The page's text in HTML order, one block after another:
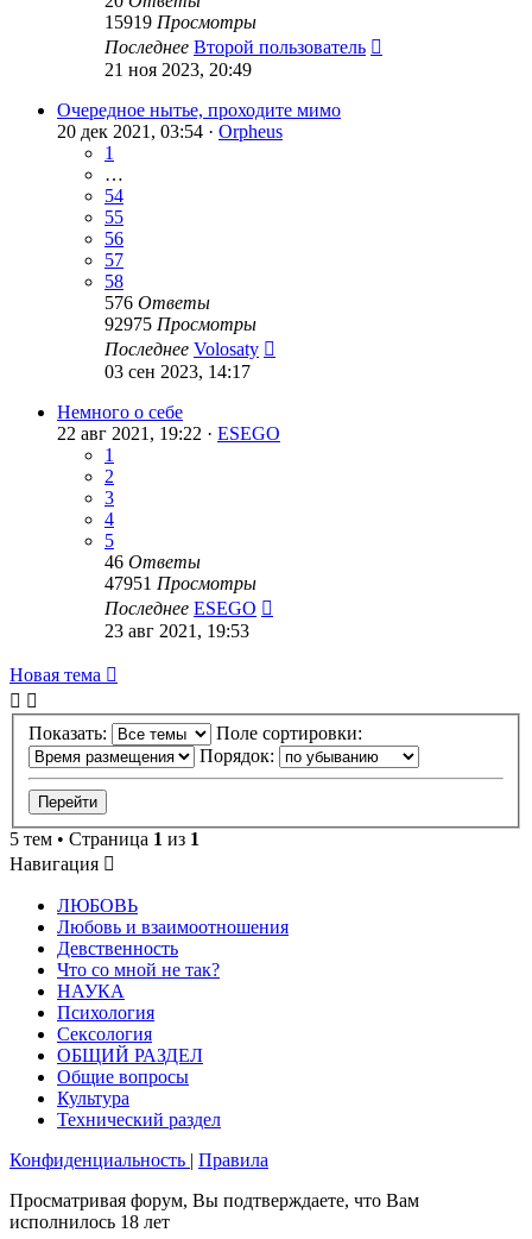
15919 Просмотры
Последнее Второй пользователь
21 ноя 2023, 20:49
Очередное нытье, проходите мимо
20 дек 2021, 03:54 · Orpheus
1
…
54
55
56
57
58
576 Ответы
92975 Просмотры
Последнее Volosaty
03 сен 2023, 14:17
Немного о себе
22 авг 2021, 19:22 · ESEGO
1
2
3
4
5
46 Ответы
47951 Просмотры
Последнее ESEGO
23 авг 2021, 19:53
Новая тема
Показать:
Поле сортировки:
Порядок:
5 тем • Страница 1 из 1
Навигация
ЛЮБОВЬ
Любовь и взаимоотношения
Девственность
Что со мной не так?
НАУКА
Психология
Сексология
ОБЩИЙ РАЗДЕЛ
Общие вопросы
Культура
Технический раздел
Конфиденциальность | Правила
Просматривая форум, Вы подтверждаете, что Вам
исполнилось 18 лет